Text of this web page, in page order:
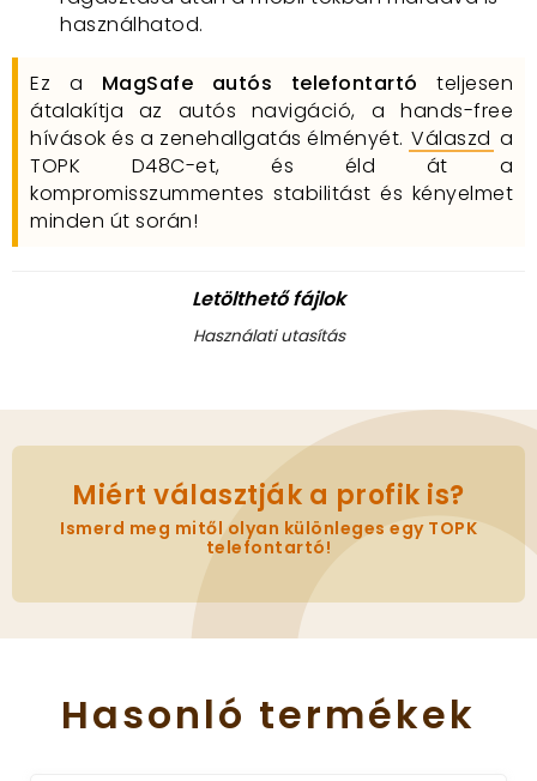
használhatod.
Ez a MagSafe autós telefontartó teljesen
átalakítja az autós navigáció, a hands-free
hívások és a zenehallgatás élményét. Válaszd a
TOPK D48C-et, és éld át a
kompromisszummentes stabilitást és kényelmet
minden út során!
Letölthető fájlok
Használati utasítás
Miért választják a profik is?
Ismerd meg mitől olyan különleges egy TOPK
telefontartó!
Hasonló termékek